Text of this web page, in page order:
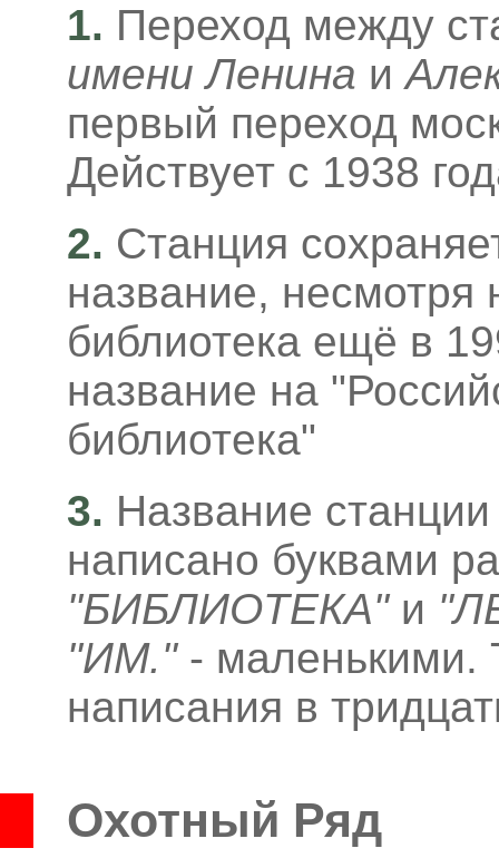
1. Переход между
имени Ленина и
первый переход
Действует с 1938
2. Станция
название, несмотря
библиотека ещё в
название на
библиотека"
3. Название
написано буквами
"БИБЛИОТЕКА"и
"ИМ."- маленькими.
написания в
Охотный Ряд